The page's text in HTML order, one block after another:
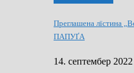
Преглашена лїстина
ПАПУҐА
14. септембер 2022